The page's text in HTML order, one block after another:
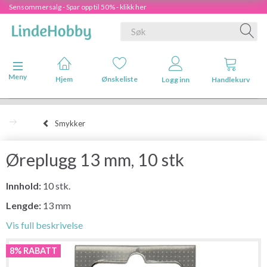
Sensommersalg - Spar opp til 50% - klikk her
Veksle navigasjon
Meny
Hjem Ønskeliste Logg inn Handlekurv
Smykker
Øreplugg 13 mm, 10 stk
Innhold: 10 stk.
Lengde: 13 mm
Vis full beskrivelse
8% RABATT